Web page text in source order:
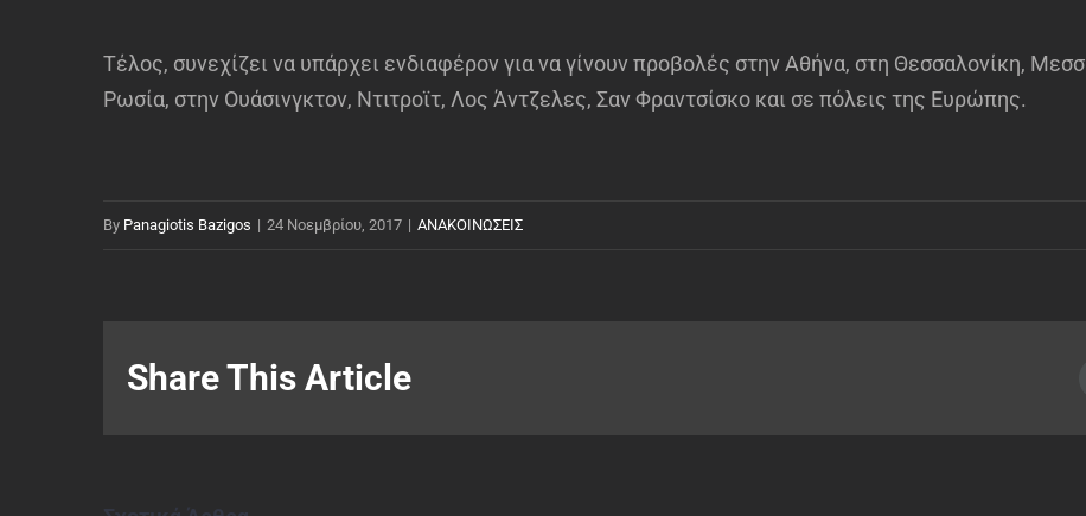
Τέλος, συνεχίζει να υπάρχει ενδιαφέρον για να γίνουν προβολές στην Αθήνα, στη Θεσσαλονίκη,
Ρωσία, στην Ουάσινγκτον, Ντιτροϊτ, Λος Άντζελες, Σαν Φραντσίσκο και σε πόλεις της Ευρώπης.
By Panagiotis Bazigos | 24 Νοεμβρίου, 2017 | ΑΝΑΚΟΙΝΩΣΕΙΣ
Share This Article